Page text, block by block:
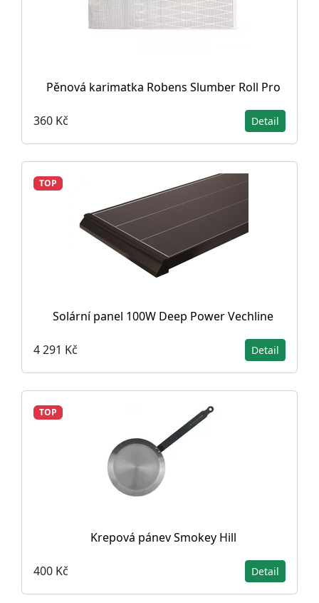
Pěnová karimatka Robens Slumber Roll Pro
360 Kč Detail
TOP
Solární panel 100W Deep Power Vechline
4 291 Kč Detail
TOP
Krepová pánev Smokey Hill
400 Kč Detail